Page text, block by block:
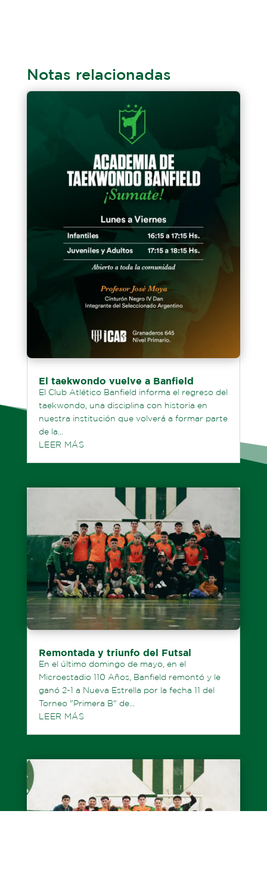
Notas relacionadas
El taekwondo vuelve a Banfield
El Club Atlético Banfield informa el regreso del
taekwondo, una disciplina con historia en
nuestra institución que volverá a formar parte
de la...
LEER MÁS
Remontada y triunfo del Futsal
En el último domingo de mayo, en el
Microestadio 110 Años, Banfield remontó y le
ganó 2-1 a Nueva Estrella por la fecha 11 del
Torneo "Primera B" de...
LEER MÁS